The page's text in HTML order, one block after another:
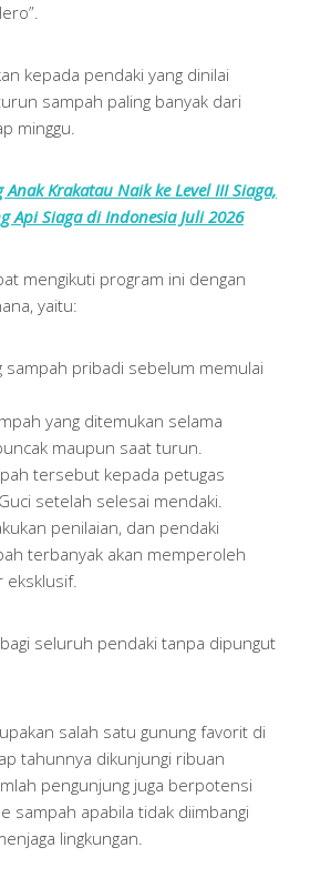
kepada pendaki yang dinilai
sampah paling banyak dari
minggu.
Anak Krakatau Naik ke Level III Siaga,
Api Siaga di Indonesia Juli 2026
mengikuti program ini dengan
yaitu:
sampah pribadi sebelum memulai
yang ditemukan selama
maupun saat turun.
tersebut kepada petugas
setelah selesai mendaki.
penilaian, dan pendaki
terbanyak akan memperoleh
eksklusif.
seluruh pendaki tanpa dipungut
salah satu gunung favorit di
tahunnya dikunjungi ribuan
pengunjung juga berpotensi
sampah apabila tidak diimbangi
lingkungan.